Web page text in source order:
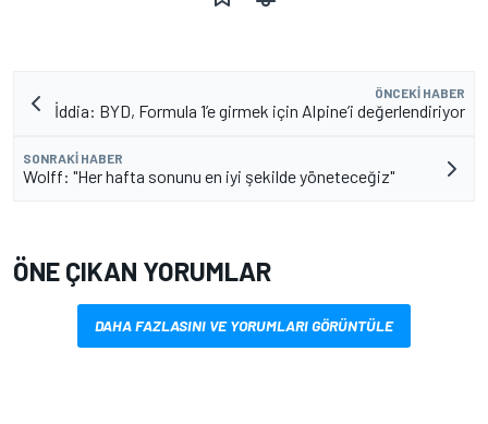
ÖNCEKI HABER
İddia: BYD, Formula 1’e girmek için Alpine’i değerlendiriyor
SONRAKI HABER
Wolff: "Her hafta sonunu en iyi şekilde yöneteceğiz"
ÖNE ÇIKAN YORUMLAR
DAHA FAZLASINI VE YORUMLARI GÖRÜNTÜLE